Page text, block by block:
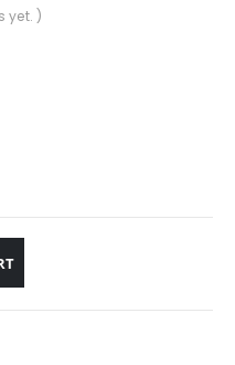
yet. )